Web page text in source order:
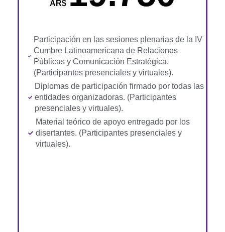
AR$
Participación en las sesiones plenarias de la IV
Cumbre Latinoamericana de Relaciones
Públicas y Comunicación Estratégica.
(Participantes presenciales y virtuales).
Diplomas de participación firmado por todas las
entidades organizadoras. (Participantes
presenciales y virtuales).
Material teórico de apoyo entregado por los
disertantes. (Participantes presenciales y
virtuales).